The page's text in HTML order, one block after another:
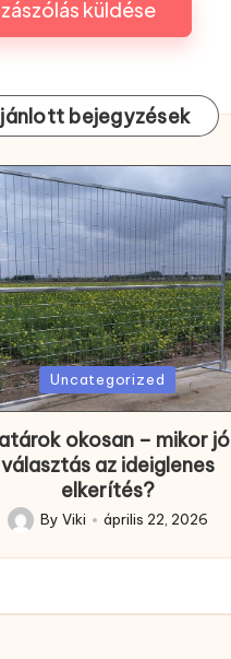
bejegyzések
Uncategorized
okosan – mikor jó
választás az ideiglenes
elkerítés?
Posted
by
By Viki április 22, 2026